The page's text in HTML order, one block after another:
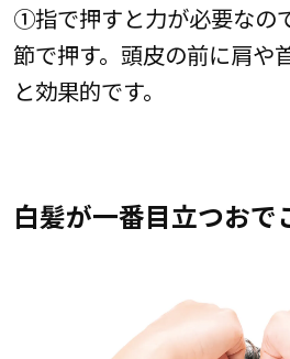
①指で押すと力が必要なの
節で押す。頭皮の前に肩や
と効果的です。
白髪が一番目立つおで